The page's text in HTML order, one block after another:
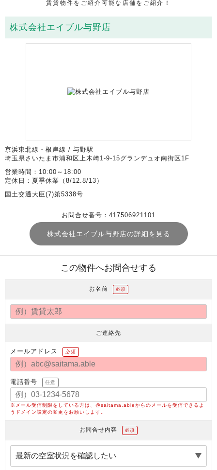
賃貸物件をご紹介可能な店舗をご紹介！
株式会社エイブル与野店
京浜東北線・根岸線 / 与野駅
埼玉県さいたま市浦和区上木崎1-9-15グランデュオ南街区1F
営業時間：10:00～18:00
定休日：夏季休業（8/12.8/13）
国土交通大臣(7)第5338号
お問合せ番号：417506921101
株式会社エイブル与野店の詳細を見る
この物件へお問合せする
お名前 必須
ご連絡先
メールアドレス 必須
電話番号 任意
※メール受信制限をしている方は、@saitama.ableからのメールを受信できるよ
うドメイン設定の変更をお願いします。
お問合せ内容 必須